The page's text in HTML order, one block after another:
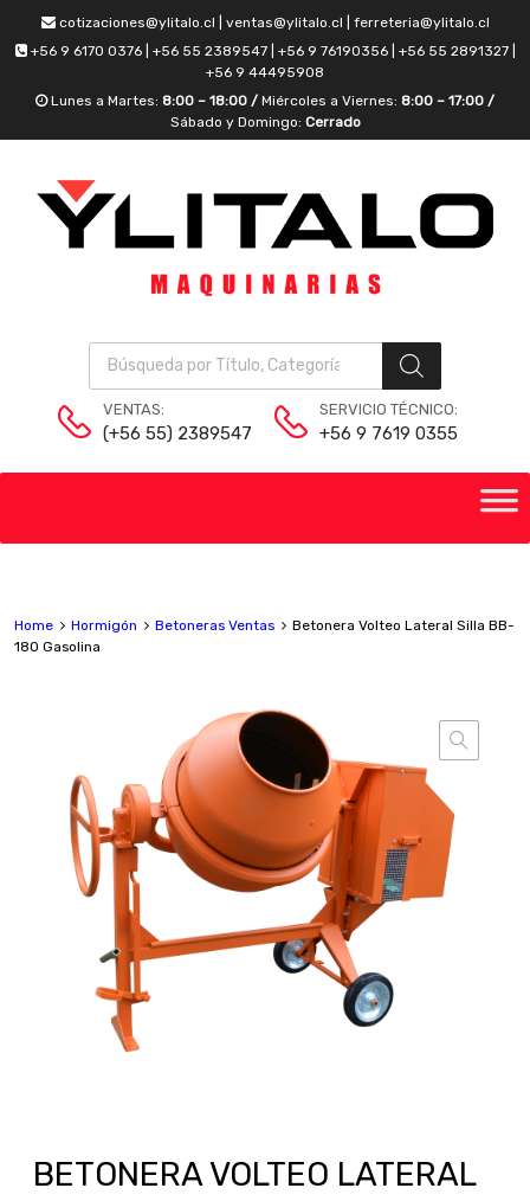
cotizaciones@ylitalo.cl | ventas@ylitalo.cl | ferreteria@ylitalo.cl
+56 9 6170 0376 | +56 55 2389547 | +56 9 76190356 | +56 55 2891327 |
+56 9 44495908
Lunes a Martes: 8:00 – 18:00 / Miércoles a Viernes: 8:00 – 17:00 /
Sábado y Domingo: Cerrado
VENTAS:
(+56 55) 2389547
SERVICIO TÉCNICO:
+56 9 7619 0355
Home Hormigón Betoneras Ventas
Betonera Volteo Lateral Silla BB-
180 Gasolina
BETONERA VOLTEO LATERAL